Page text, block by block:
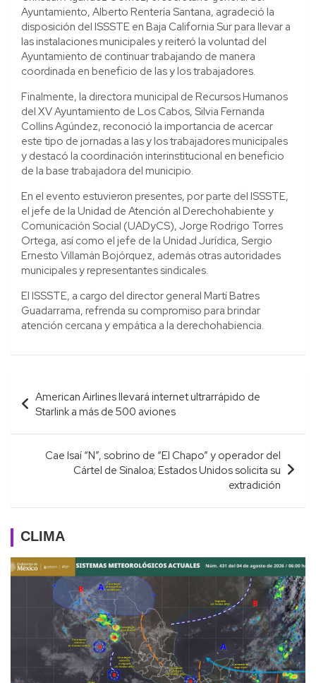
Ayuntamiento, Alberto Rentería Santana, agradeció la
disposición del ISSSTE en Baja California Sur para llevar a
las instalaciones municipales y reiteró la voluntad del
Ayuntamiento de continuar trabajando de manera
coordinada en beneficio de las y los trabajadores.
Finalmente, la directora municipal de Recursos Humanos
del XV Ayuntamiento de Los Cabos, Silvia Fernanda
Collins Agúndez, reconoció la importancia de acercar
este tipo de jornadas a las y los trabajadores municipales
y destacó la coordinación interinstitucional en beneficio
de la base trabajadora del municipio.
En el evento estuvieron presentes, por parte del ISSSTE,
el jefe de la Unidad de Atención al Derechohabiente y
Comunicación Social (UADyCS), Jorge Rodrigo Torres
Ortega, así como el jefe de la Unidad Jurídica, Sergio
Ernesto Villamán Bojórquez, además otras autoridades
municipales y representantes sindicales.
El ISSSTE, a cargo del director general Martí Batres
Guadarrama, refrenda su compromiso para brindar
atención cercana y empática a la derechohabiencia.
Navegación
de
entradas
American Airlines llevará internet ultrarrápido de
Starlink a más de 500 aviones
Cae Isaí “N”, sobrino de “El Chapo” y operador del
Cártel de Sinaloa; Estados Unidos solicita su
extradición
CLIMA